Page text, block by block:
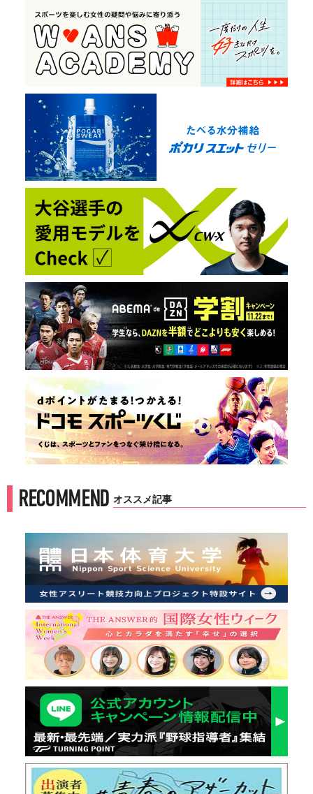
RECOMMEND オススメ記事